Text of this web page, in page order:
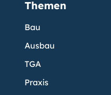
Themen
Bau
Ausbau
TGA
Praxis